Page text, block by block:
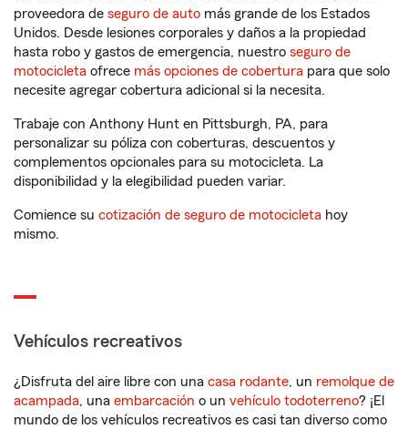
proveedora de seguro de auto más grande de los Estados
Unidos. Desde lesiones corporales y daños a la propiedad
hasta robo y gastos de emergencia, nuestro seguro de
motocicleta ofrece más opciones de cobertura para que solo
necesite agregar cobertura adicional si la necesita.
Trabaje con Anthony Hunt en Pittsburgh, PA, para
personalizar su póliza con coberturas, descuentos y
complementos opcionales para su motocicleta. La
disponibilidad y la elegibilidad pueden variar.
Comience su cotización de seguro de motocicleta hoy
mismo.
Vehículos recreativos
¿Disfruta del aire libre con una casa rodante, un remolque de
acampada, una embarcación o un vehículo todoterreno? ¡El
mundo de los vehículos recreativos es casi tan diverso como